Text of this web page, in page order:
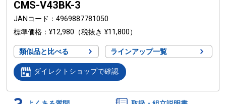
CMS-V43BK-3
JANコード
4969887781050
標準価格
¥12,980 （税抜き ¥11,800）
類似品と比べる ラインアップ一覧
ダイレクトショップで確認